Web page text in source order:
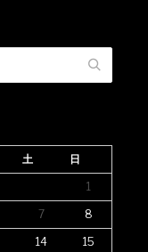
土 日
1
7 8
14 15